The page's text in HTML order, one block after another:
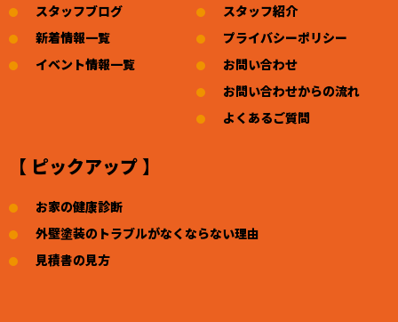
スタッフブログ
新着情報一覧
イベント情報一覧
スタッフ紹介
プライバシーポリシー
お問い合わせ
お問い合わせからの流れ
よくあるご質問
【 ピックアップ 】
お家の健康診断
外壁塗装のトラブルがなくならない理由
見積書の見方